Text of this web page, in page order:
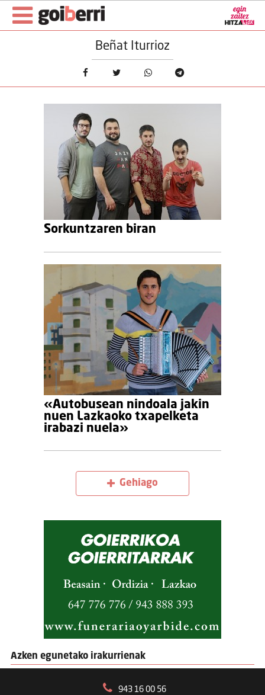
Beñat Iturrioz
Sorkuntzaren biran
«Autobusean nindoala jakin
nuen Lazkaoko txapelketa
irabazi nuela»
Gehiago
Azken egunetako irakurrienak
943 16 00 56